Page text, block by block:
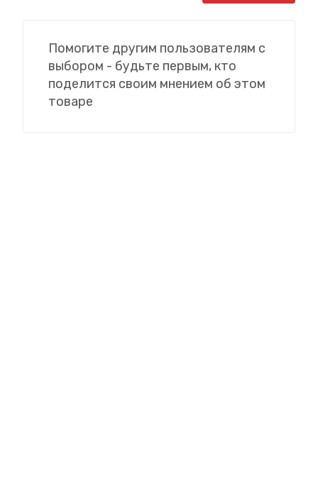
Помогите другим пользователям с
выбором - будьте первым, кто
поделится своим мнением об этом
товаре